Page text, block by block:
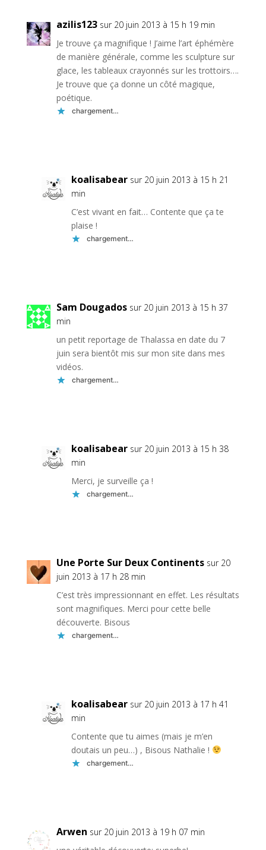
azilis123 sur 20 juin 2013 à 15 h 19 min
Je trouve ça magnifique ! J’aime l’art éphémère
de manière générale, comme les sculpture sur
glace, les tableaux crayonnés sur les trottoirs….
Je trouve que ça donne un côté magique,
poétique.
chargement…
koalisabear sur 20 juin 2013 à 15 h 21
min
C’est vivant en fait… Contente que ça te
plaise !
chargement…
Sam Dougados sur 20 juin 2013 à 15 h 37
min
un petit reportage de Thalassa en date du 7
juin sera bientôt mis sur mon site dans mes
vidéos.
chargement…
koalisabear sur 20 juin 2013 à 15 h 38
min
Merci, je surveille ça !
chargement…
Une Porte Sur Deux Continents sur 20
juin 2013 à 17 h 28 min
C’est très impressionnant en effet. Les résultats
sont magnifiques. Merci pour cette belle
découverte. Bisous
chargement…
koalisabear sur 20 juin 2013 à 17 h 41
min
Contente que tu aimes (mais je m’en
doutais un peu…) , Bisous Nathalie !
chargement…
Arwen sur 20 juin 2013 à 19 h 07 min